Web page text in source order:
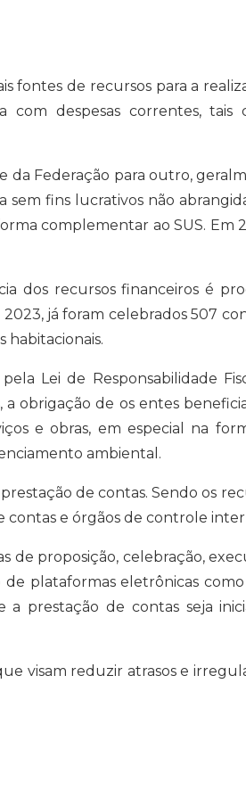
fontes de recursos para a
despesas correntes, tais
Federação para outro,
fins lucrativos não
complementar ao SUS.
dos recursos financeiros é
já foram celebrados 507
habitacionais.
Lei de Responsabilidade
obrigação de os entes
e obras, em especial na
ambiental.
de contas. Sendo os
contas e órgãos de controle
proposição, celebração,
de plataformas eletrônicas
prestação de contas seja
visam reduzir atrasos e